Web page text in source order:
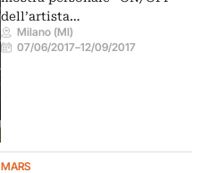
dell’artista…
Milano (MI)
07/06/2017–12/09/2017
MARS